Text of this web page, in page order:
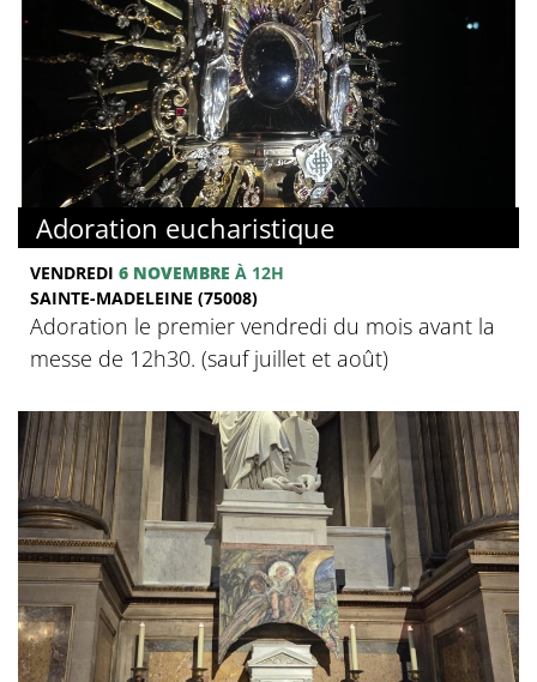
Adoration eucharistique
VENDREDI 6 NOVEMBRE À 12H
SAINTE-MADELEINE (75008)
Adoration le premier vendredi du mois avant la
messe de 12h30. (sauf juillet et août)